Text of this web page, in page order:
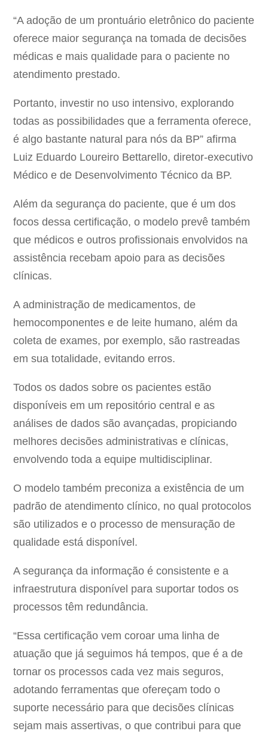
“A adoção de um prontuário eletrônico do paciente
oferece maior segurança na tomada de decisões
médicas e mais qualidade para o paciente no
atendimento prestado.
Portanto, investir no uso intensivo, explorando
todas as possibilidades que a ferramenta oferece,
é algo bastante natural para nós da BP” afirma
Luiz Eduardo Loureiro Bettarello, diretor-executivo
Médico e de Desenvolvimento Técnico da BP.
Além da segurança do paciente, que é um dos
focos dessa certificação, o modelo prevê também
que médicos e outros profissionais envolvidos na
assistência recebam apoio para as decisões
clínicas.
A administração de medicamentos, de
hemocomponentes e de leite humano, além da
coleta de exames, por exemplo, são rastreadas
em sua totalidade, evitando erros.
Todos os dados sobre os pacientes estão
disponíveis em um repositório central e as
análises de dados são avançadas, propiciando
melhores decisões administrativas e clínicas,
envolvendo toda a equipe multidisciplinar.
O modelo também preconiza a existência de um
padrão de atendimento clínico, no qual protocolos
são utilizados e o processo de mensuração de
qualidade está disponível.
A segurança da informação é consistente e a
infraestrutura disponível para suportar todos os
processos têm redundância.
“Essa certificação vem coroar uma linha de
atuação que já seguimos há tempos, que é a de
tornar os processos cada vez mais seguros,
adotando ferramentas que ofereçam todo o
suporte necessário para que decisões clínicas
sejam mais assertivas, o que contribui para que